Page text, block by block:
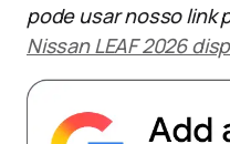
pode usar nosso link
Nissan LEAF 2026